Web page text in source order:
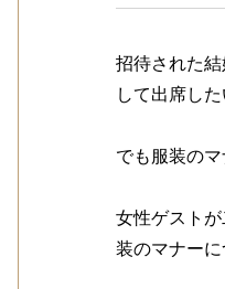
招待された
して出席した
でも服装の
女性ゲスト
装のマナーに